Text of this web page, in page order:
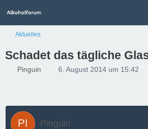
Aktuelles
Schadet das tägliche
Pinguin 6. August 2014 um 15:42
Pinguin